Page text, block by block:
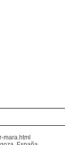
mara.html